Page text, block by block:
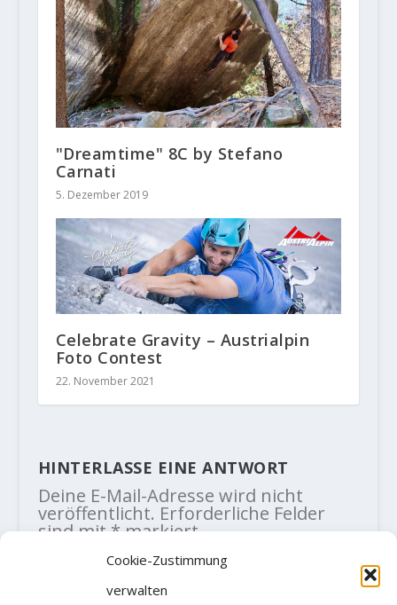
Cookie-Zustimmung
verwalten
"Dreamtime" 8C by Stefano
Carnati
5. Dezember 2019
Celebrate Gravity – Austrialpin
Foto Contest
22. November 2021
HINTERLASSE EINE ANTWORT
Deine E-Mail-Adresse wird nicht
veröffentlicht. Erforderliche Felder
sind mit*markiert